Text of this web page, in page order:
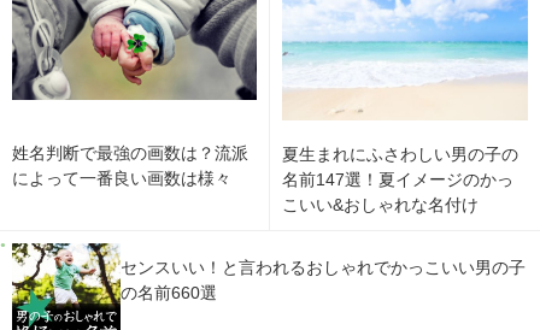
姓名判断で最強の画数は？流派
によって一番良い画数は様々
夏生まれにふさわしい男の子の
名前147選！夏イメージのかっ
こいい&おしゃれな名付け
センスいい！と言われるおしゃれでかっこいい男の子
の名前660選